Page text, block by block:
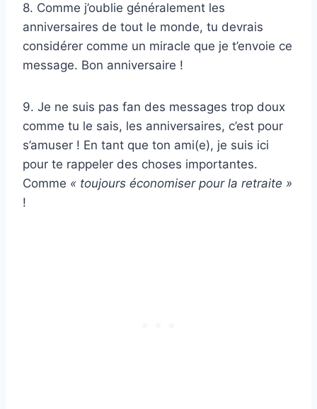
8. Comme j’oublie généralement les
anniversaires de tout le monde, tu devrais
considérer comme un miracle que je t’envoie ce
message. Bon anniversaire !
9. Je ne suis pas fan des messages trop doux
comme tu le sais, les anniversaires, c’est pour
s’amuser ! En tant que ton ami(e), je suis ici
pour te rappeler des choses importantes.
Comme « toujours économiser pour la retraite »
!